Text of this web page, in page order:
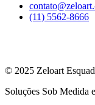
(11) 5562-8666
© 2025 Zeloart
Soluções Sob Medida